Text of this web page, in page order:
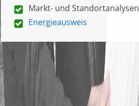
Markt- und Standortanalysen
Energieausweis